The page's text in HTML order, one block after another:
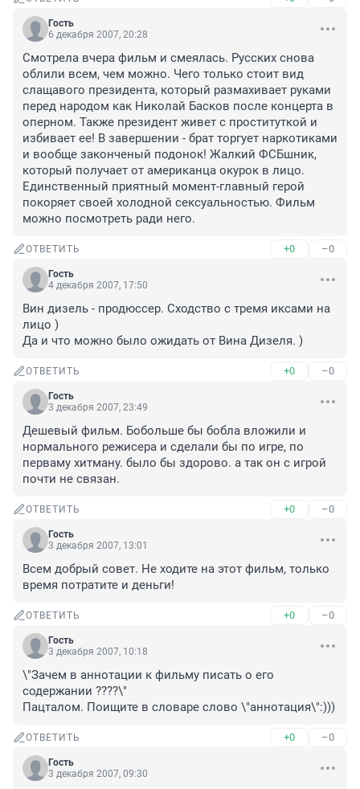
Гость
6 декабря 2007, 20:28
Смотрела вчера фильм и смеялась. Русских снова
облили всем, чем можно. Чего только стоит вид
слащавого президента, который размахивает руками
перед народом как Николай Басков после концерта в
оперном. Также президент живет с проституткой и
избивает ее! В завершении - брат торгует наркотиками
и вообще законченый подонок! Жалкий ФСБшник,
который получает от американца окурок в лицо.
Единственный приятный момент-главный герой
покоряет своей холодной сексуальностью. Фильм
можно посмотреть ради него.
ОТВЕТИТЬ +0 –0
Гость
4 декабря 2007, 17:50
Вин дизель - продюссер. Сходство с тремя иксами на
лицо )
Да и что можно было ожидать от Вина Дизеля. )
ОТВЕТИТЬ +0 –0
Гость
3 декабря 2007, 23:49
Дешевый фильм. Бобольше бы бобла вложили и
нормального режисера и сделали бы по игре, по
перваму хитману. было бы здорово. а так он с игрой
почти не связан.
ОТВЕТИТЬ +0 –0
Гость
3 декабря 2007, 13:01
Всем добрый совет. Не ходите на этот фильм, только
ОТВЕТИТЬ +0 –0
Гость
3 декабря 2007, 10:18
\"Зачем в аннотации к фильму писать о его
содержании ????\"
Пацталом. Поищите в словаре слово \"аннотация\":)))
ОТВЕТИТЬ +0 –0
Гость
3 декабря 2007, 09:30